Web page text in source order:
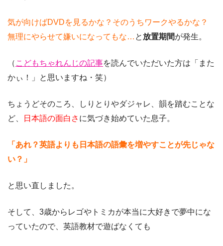
気が向けばDVDを見るかな？そのうちワークやるかな？
無理にやらせて嫌いになってもな… と 放置期間が発生。
（ こどもちゃれんじの記事を読んでいただいた方は「また
かぃ！」と思いますね・笑）
ちょうどそのころ、しりとりやダジャレ、韻を踏むことな
ど、
日本語の面白さ に気づき始めていた息子。
「あれ？英語よりも日本語の語彙を増やすことが先じゃな
い？」
と思い直しました。
そして、3歳からレゴやトミカが本当に大好きで夢中にな
っていたので、英語教材で遊ばなくても